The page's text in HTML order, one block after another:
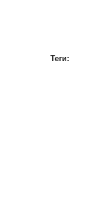
Теги: